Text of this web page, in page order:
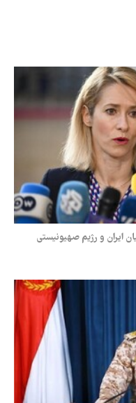
ایران و رژیم صهیونیستی